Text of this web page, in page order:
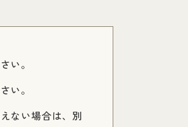
い。
い。
ない場合は、別